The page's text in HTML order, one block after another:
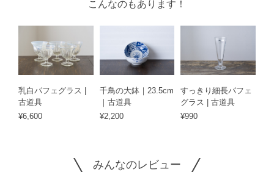
こんなのもあります！
乳白パフェグラス |
古道具
¥6,600
千鳥の大鉢｜23.5cm
｜古道具
¥2,200
すっきり細長パフェ
グラス | 古道具
¥990
みんなのレビュー